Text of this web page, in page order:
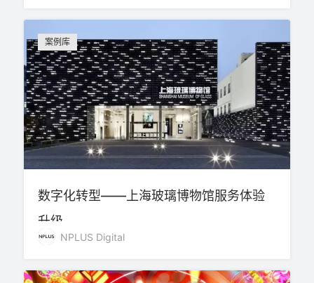
案例库
数字化转型——上海玻璃博物馆服务体验
升级
NPLUS Digital